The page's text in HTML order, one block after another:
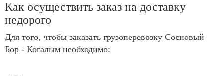
Как осуществить заказ на доставку
недорого
Для того, чтобы заказать грузоперевозку Сосновый
Бор - Когалым необходимо: